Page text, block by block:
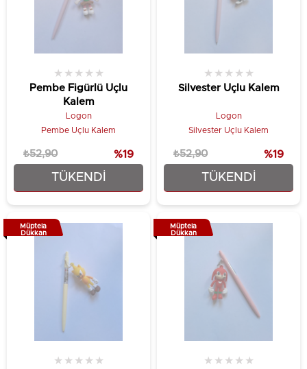
TÜKENDI
Pembe Figürlü Uçlu
Kalem
★ ★ ★ ★ ★
Logon
Pembe Uçlu Kalem
₺42,90
₺52,90 %19
TÜKENDI
Silvester Uçlu Kalem
★ ★ ★ ★ ★
Logon
Silvester Uçlu Kalem
₺42,90
₺52,90 %19
★ ★ ★ ★ ★
Müptela
Dükkan
★ ★ ★ ★ ★
Müptela
Dükkan